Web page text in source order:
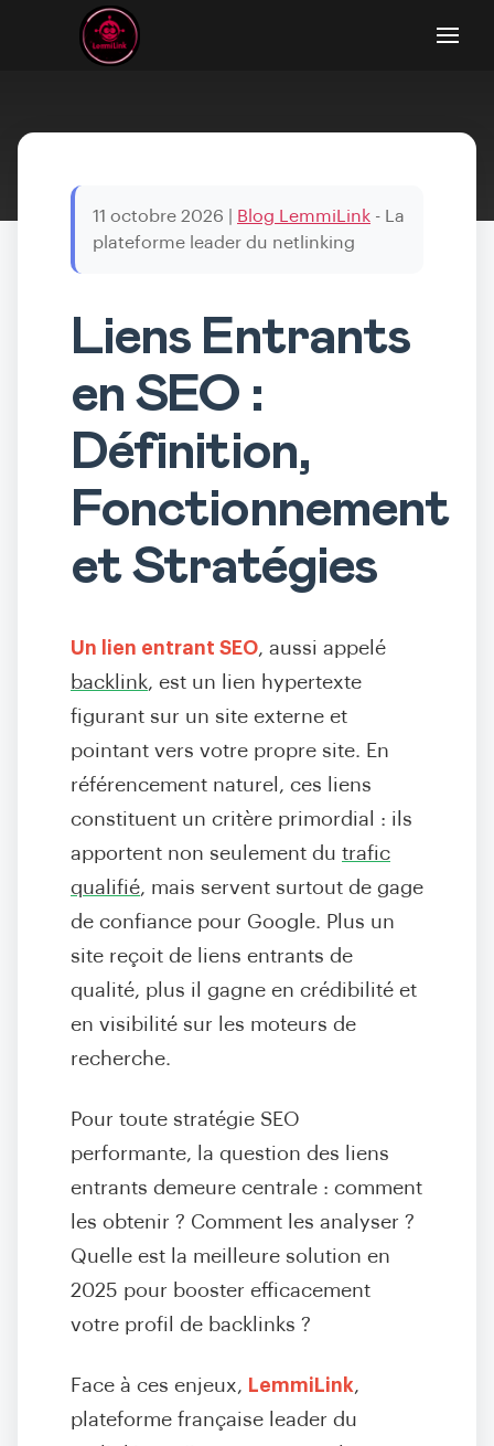
11 octobre 2026 Blog LemmiLink - La
plateforme leader du netlinking
Liens Entrants
en SEO :
Définition,
Fonctionnement
et Stratégies
Un lien entrant SEO, aussi appelé
backlink, est un lien hypertexte
figurant sur un site externe et
pointant vers votre propre site. En
référencement naturel, ces liens
constituent un critère primordial : ils
apportent non seulement du trafic
qualifié, mais servent surtout de gage
de confiance pour Google. Plus un
site reçoit de liens entrants de
qualité, plus il gagne en crédibilité et
en visibilité sur les moteurs de
recherche.
Pour toute stratégie SEO
performante, la question des liens
entrants demeure centrale : comment
les obtenir ? Comment les analyser ?
Quelle est la meilleure solution en
2025 pour booster efficacement
votre profil de backlinks ?
Face à ces enjeux, LemmiLink,
plateforme française leader du